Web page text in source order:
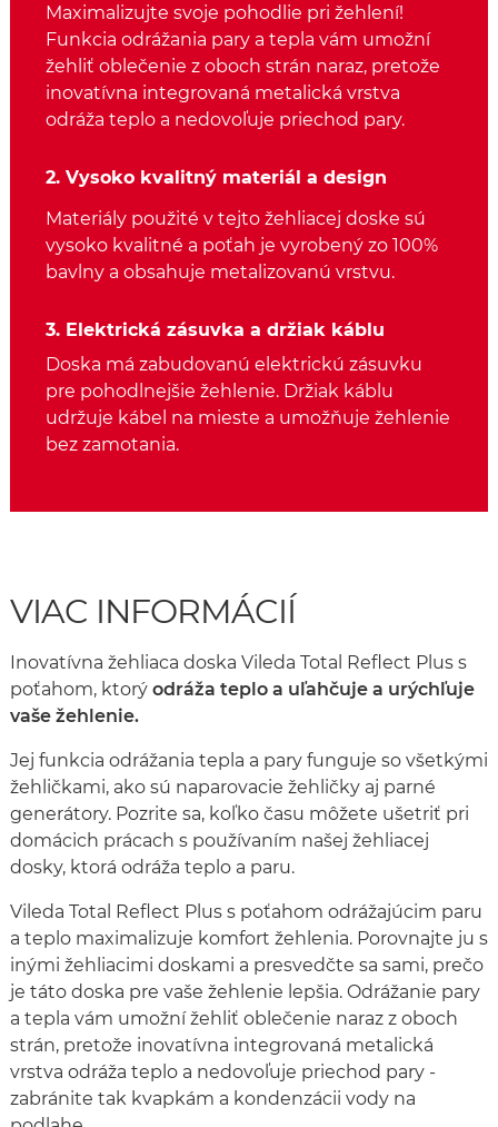
Maximalizujte svoje pohodlie pri žehlení!
Funkcia odrážania pary a tepla vám umožní
žehliť oblečenie z oboch strán naraz, pretože
inovatívna integrovaná metalická vrstva
odráža teplo a nedovoľuje priechod pary.
2. Vysoko kvalitný materiál a design
Materiály použité v tejto žehliacej doske sú
vysoko kvalitné a poťah je vyrobený zo 100%
bavlny a obsahuje metalizovanú vrstvu.
3. Elektrická zásuvka a držiak káblu
Doska má zabudovanú elektrickú zásuvku
pre pohodlnejšie žehlenie. Držiak káblu
udržuje kábel na mieste a umožňuje žehlenie
bez zamotania.
VIAC INFORMÁCIÍ
Inovatívna žehliaca doska Vileda Total Reflect Plus s
poťahom, ktorý odráža teplo a uľahčuje a urýchľuje
vaše žehlenie.
Jej funkcia odrážania tepla a pary funguje so všetkými
žehličkami, ako sú naparovacie žehličky aj parné
generátory. Pozrite sa, koľko času môžete ušetriť pri
domácich prácach s používaním našej žehliacej
dosky, ktorá odráža teplo a paru.
Vileda Total Reflect Plus s poťahom odrážajúcim paru
a teplo maximalizuje komfort žehlenia. Porovnajte ju s
inými žehliacimi doskami a presvedčte sa sami, prečo
je táto doska pre vaše žehlenie lepšia. Odrážanie pary
a tepla vám umožní žehliť oblečenie naraz z oboch
strán, pretože inovatívna integrovaná metalická
vrstva odráža teplo a nedovoľuje priechod pary -
zabránite tak kvapkám a kondenzácii vody na